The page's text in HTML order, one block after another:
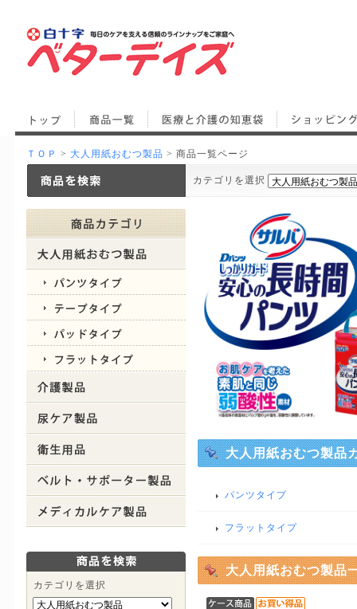
ＴＯＰ > 大人用紙おむつ製品 > 商品一覧ページ
カテゴリを選択
カテゴリを選択
大人用紙おむつ製品
パンツタイプ
フラットタイプ
大人用紙おむつ製品